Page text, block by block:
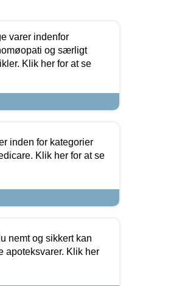
varer indenfor
og særligt
Klik her for at se
inden for kategorier
Klik her for at se
nemt og sikkert kan
apoteksvarer. Klik her